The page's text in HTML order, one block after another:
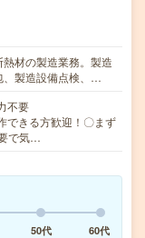
材の製造業務。製造
、製造設備点検、…
不要
きる方歓迎！〇まず
で気…
50代 60代